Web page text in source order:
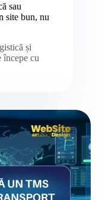
sau
site bun, nu
și
începe cu